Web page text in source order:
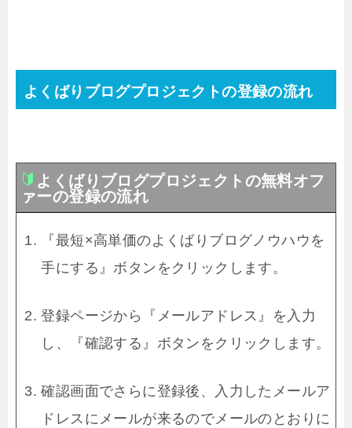
よくばりブログプロジェクトの登録の流れ
よくばりブログプロジェクトの無料オフ
ァーの登録の流れ
『最短×高単価のよくばりブログノウハウを
手にする』ボタンをクリックします。
登録ページから『メールアドレス』を入力
し、『確認する』ボタンをクリックします。
確認画面でさらに登録後、入力したメールア
ドレスにメールが来るのでメールのとおりに